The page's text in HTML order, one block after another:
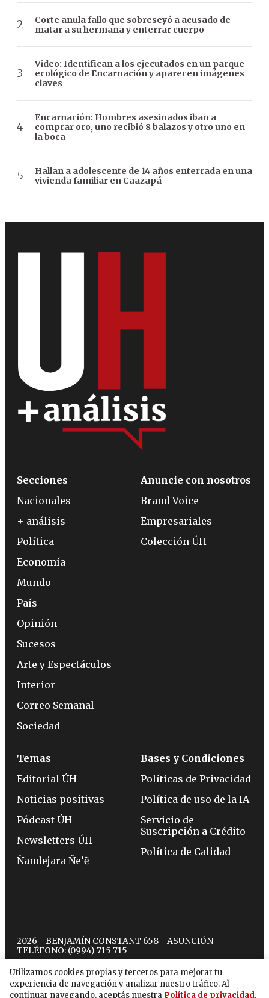
Corte anula fallo que sobreseyó a acusado de
matar a su hermana y enterrar cuerpo
Video: Identifican a los ejecutados en un parque
ecológico de Encarnación y aparecen imágenes
claves
Encarnación: Hombres asesinados iban a
comprar oro, uno recibió 8 balazos y otro uno en
la boca
Hallan a adolescente de 14 años enterrada en una
vivienda familiar en Caazapá
Utilizamos cookies propias y terceros para mejorar tu
experiencia de navegación y analizar nuestro tráfico. Al
continuar navegando, aceptás nuestra Política de privacidad.
Secciones
Nacionales
+ análisis
Política
Economía
Mundo
País
Opinión
Sucesos
Arte y Espectáculos
Interior
Correo Semanal
Sociedad
Anuncie con nosotros
Brand Voice
Empresariales
Colección ÚH
Temas
Editorial ÚH
Noticias positivas
Pódcast ÚH
Newsletters ÚH
Ñandejara Ñe’ẽ
Bases y Condiciones
Políticas de Privacidad
Política de uso de la IA
Servicio de
Suscripción a Crédito
Política de Calidad
2026 - BENJAMÍN CONSTANT 658 - ASUNCIÓN -
TELÉFONO: (0994) 715 715
twitterinstagram
facebook
tiktokyoutubespotify